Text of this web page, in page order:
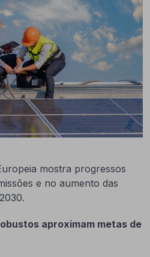
mostra progressos
e no aumento das
aproximam metas de